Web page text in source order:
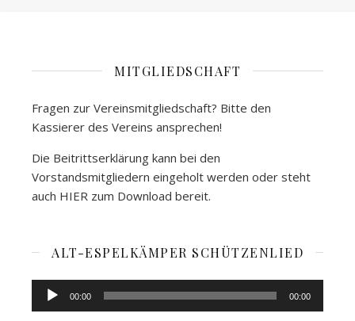
MITGLIEDSCHAFT
Fragen zur Vereinsmitgliedschaft? Bitte den
Kassierer des Vereins ansprechen!
Die Beitrittserklärung kann bei den
Vorstandsmitgliedern eingeholt werden oder steht
auch HIER zum Download bereit.
ALT-ESPELKÄMPER SCHÜTZENLIED
Audio-
00:00 00:00